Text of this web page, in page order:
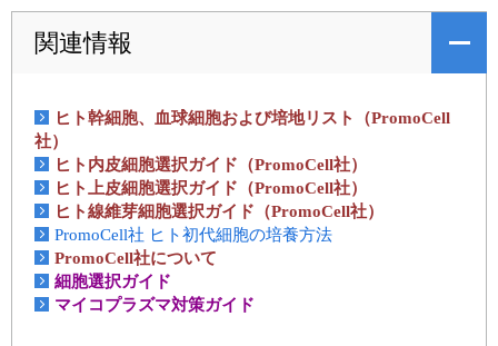
関連情報
ヒト幹細胞、血球細胞および培地リスト（PromoCell
社）
ヒト内皮細胞選択ガイド（PromoCell社）
ヒト上皮細胞選択ガイド（PromoCell社）
ヒト線維芽細胞選択ガイド（PromoCell社）
PromoCell社 ヒト初代細胞の培養方法
PromoCell社について
細胞選択ガイド
マイコプラズマ対策ガイド